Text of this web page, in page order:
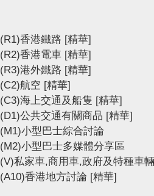
(R1)香港鐵路 [精華]
(R2)香港電車 [精華]
(R3)港外鐵路 [精華]
(C2)航空 [精華]
(C3)海上交通及船隻 [精華]
(D1)公共交通有關商品 [精華]
(M1)小型巴士綜合討論
(M2)小型巴士多媒體分享區
(V)私家車,商用車,政府及特種車輛
(A10)香港地方討論 [精華]